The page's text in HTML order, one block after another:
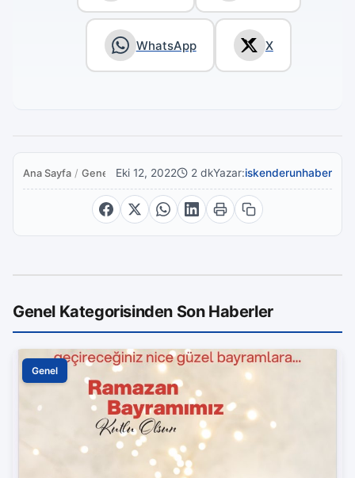
WhatsApp X
Ana Sayfa / Genel Eki 12, 2022 2 dkYazar:iskenderunhaber
Genel Kategorisinden Son Haberler
Genel